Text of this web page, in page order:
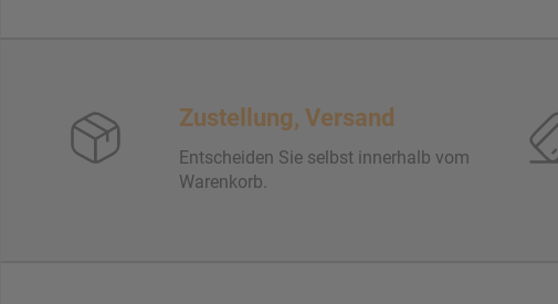
Zustellung, Versand
Entscheiden Sie selbst innerhalb vom
Warenkorb.